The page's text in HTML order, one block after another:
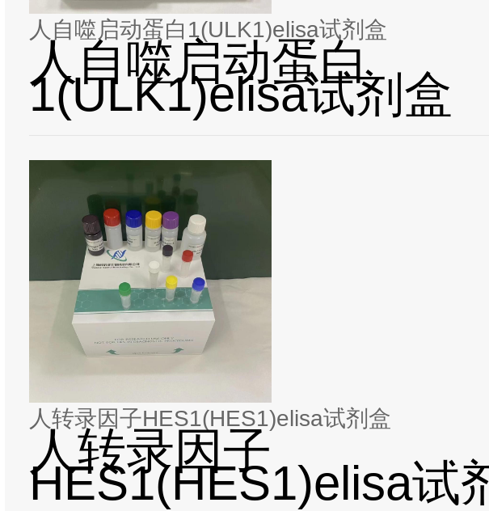
人自噬启动蛋白1(ULK1)elisa试剂盒
人自噬启动蛋白
1(ULK1)elisa试剂盒
人转录因子HES1(HES1)elisa试剂盒
人转录因子
HES1(HES1)elisa试